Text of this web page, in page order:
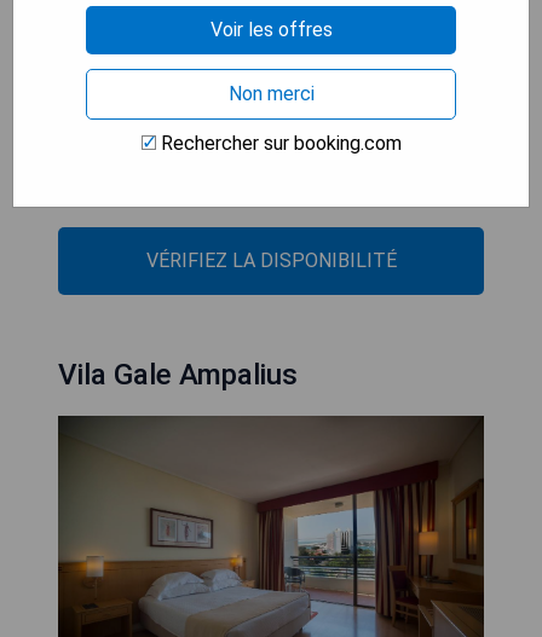
- Ambiance paisible entourée de verdure
- Proximité des plages et des attractions locales
- Équipements modernes dans chaque
studio/appartement
VÉRIFIEZ LA DISPONIBILITÉ
Vila Gale Ampalius
Voir les offres
Non merci
Rechercher sur booking.com